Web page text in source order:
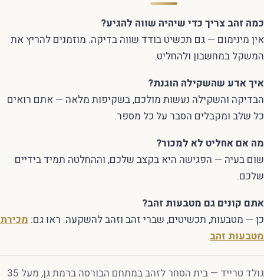
כמה זהב צריך כדי שיהיה שווה להגיע?
אין מינימום — גם תכשיט בודד שווה בדיקה. מוזמנים להריץ את
המשקל במחשבון ולהחליט.
איך אדע שהשקילה הוגנת?
הבדיקה והשקילה נעשות מולכם, בשקיפות מלאה — אתם רואים
כל שלב ומקבלים הסבר על כל מספר.
מה אם אחליט לא למכור?
שום בעיה — הפגישה היא בקצב שלכם, וההחלטה תמיד בידיים
שלכם.
אתם קונים גם מטבעות זהב?
כן — מטבעות, תכשיטים, שברי זהב וזהב להשקעה. ראו גם: מכירת
מטבעות זהב.
גולד טרייד — בית הסחר לזהב במתחם הבורסה ברמת גן, מעל 35